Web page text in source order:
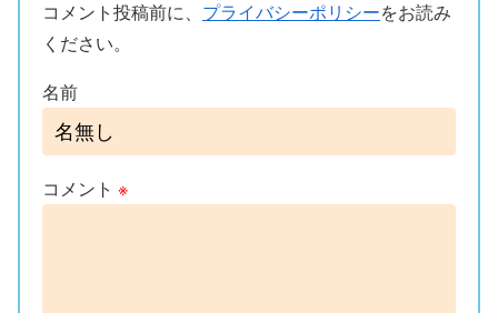
コメント投稿前に、 プライバシーポリシーをお読み
ください。
名前
コメント ※